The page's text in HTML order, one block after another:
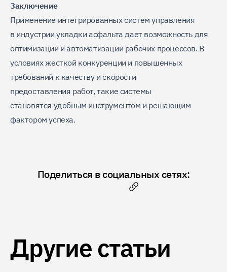
Заключение
Применение интегрированных систем управления
в индустрии укладки асфальта дает возможность для
оптимизации и автоматизации рабочих процессов. В
условиях жесткой конкуренции и повышенных
требований к качеству и скорости
предоставления работ, такие системы
становятся удобным инструментом и решающим
фактором успеха.
Поделиться в социальных сетях:
Другие статьи